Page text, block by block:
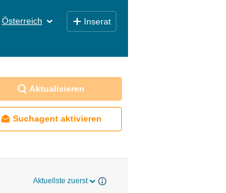
Österreich Inserat
Aktualisieren
Suchagent aktivieren
Aktuellste zuerst